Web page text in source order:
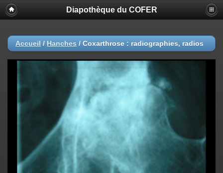
Diapothèque du COFER
Accueil / Hanches / Coxarthrose : radiographies, radios